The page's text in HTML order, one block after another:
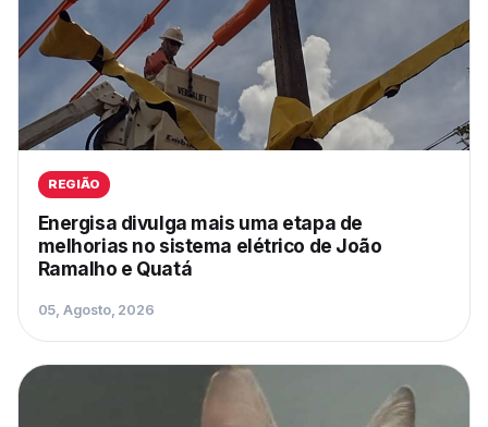
REGIÃO
Energisa divulga mais uma etapa de
melhorias no sistema elétrico de João
Ramalho e Quatá
05, Agosto, 2026